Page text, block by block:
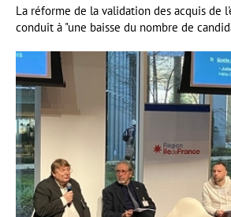
La réforme de la validation des acquis de
conduit à "une baisse du nombre de